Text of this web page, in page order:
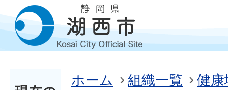
ホーム 組織一覧
健康